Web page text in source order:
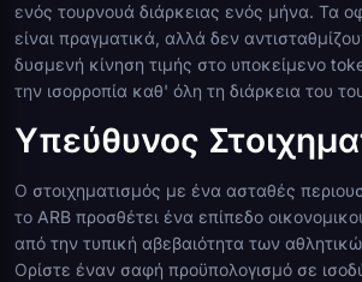
ενός τουρνουά διάρκειας ενός μήνα. Τα
είναι πραγματικά, αλλά δεν
δυσμενή κίνηση τιμής στο υποκείμενο
την ισορροπία καθ' όλη τη διάρκεια του
Υπεύθυνος
Ο στοιχηματισμός με ένα ασταθές
το ARB προσθέτει ένα επίπεδο
από την τυπική αβεβαιότητα των
Ορίστε έναν σαφή προϋπολογισμό σε